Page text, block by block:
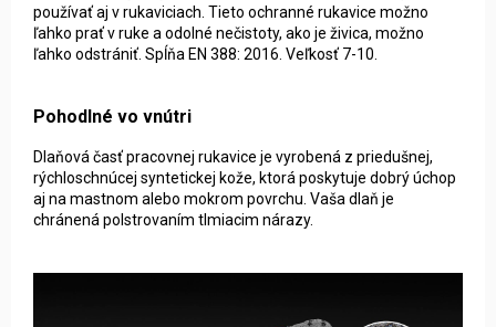
používať aj v rukaviciach. Tieto ochranné rukavice možno
ľahko prať v ruke a odolné nečistoty, ako je živica, možno
ľahko odstrániť. Spĺňa EN 388: 2016. Veľkosť 7-10.
Pohodlné vo vnútri
Dlaňová časť pracovnej rukavice je vyrobená z priedušnej,
rýchloschnúcej syntetickej kože, ktorá poskytuje dobrý úchop
aj na mastnom alebo mokrom povrchu. Vaša dlaň je
chránená polstrovaním tlmiacim nárazy.